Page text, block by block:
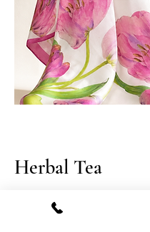
Herbal Tea
A sensory ritual of art and herbs.